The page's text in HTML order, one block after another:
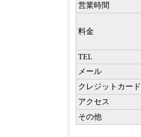
営業時間
料金
TEL
メール
クレジットカード
アクセス
その他